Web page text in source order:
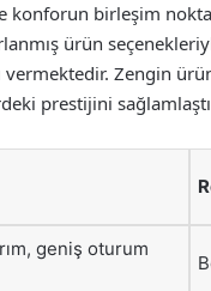
konforun birleşim
ürün
vermektedir. Zengin
prestijini
geniş oturum